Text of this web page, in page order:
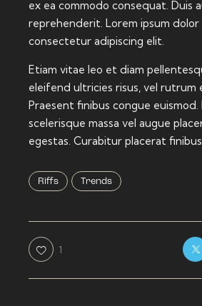
ex ea commodo consequat. Duis
reprehenderit. Lorem ipsum dolor
consectetur adipiscing elit.
Etiam vitae leo et diam
eleifend ultricies risus, vel rutrum
Praesent finibus congue euismod.
scelerisque massa vel augue
egestas. Curabitur placerat finibus
Riffs Trends
1